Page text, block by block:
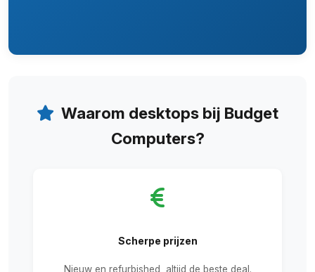
Waarom desktops bij Budget
Computers?
Scherpe prijzen
Nieuw en refurbished, altijd de beste deal.